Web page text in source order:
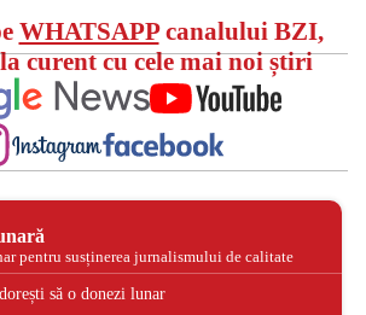
WHATSAPPcanalului BZI,
curent cu cele mai noi știri
pentru susținerea jurnalismului de calitate
să o donezi lunar